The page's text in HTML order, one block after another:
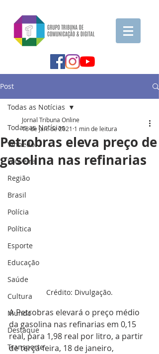
Post
Todas as Notícias
Vinhedo
Louveira
Região
Brasil
Polícia
Política
Esporte
Educação
Saúde
Cultura
Mundo
Destaque
Transporte
Todas as Notícias
Petrobras eleva preço de
gasolina nas refinarias
Jornal Tribuna Online
18 de jan. de 2021 1 min de leitura
Crédito: Divulgação.
A Petrobras elevará o preço médio
da gasolina nas refinarias em 0,15
real, para 1,98 real por litro, a partir
de terça-feira, 18 de janeiro,